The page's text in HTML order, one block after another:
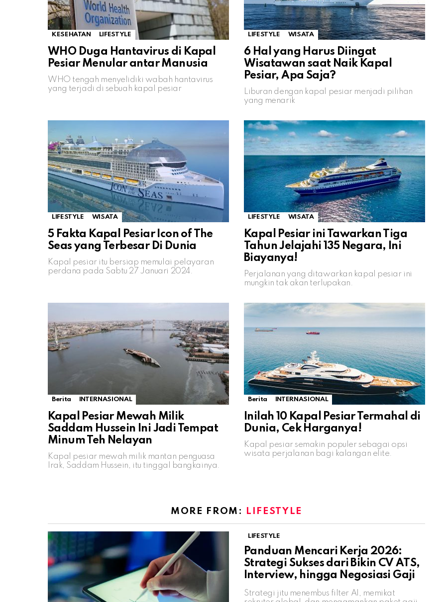
KESEHATAN LIFESTYLE
WHO Duga Hantavirus di Kapal
Pesiar Menular antar Manusia
WHO tengah menyelidiki wabah hantavirus
yang terjadi di sebuah kapal pesiar
LIFESTYLE WISATA
6 Hal yang Harus Diingat
Wisatawan saat Naik Kapal
Pesiar, Apa Saja?
Liburan dengan kapal pesiar menjadi pilihan
yang menarik
LIFESTYLE WISATA
5 Fakta Kapal Pesiar Icon of The
Seas yang Terbesar Di Dunia
Kapal pesiar itu bersiap memulai pelayaran
perdana pada Sabtu 27 Januari 2024.
LIFESTYLE WISATA
Kapal Pesiar ini Tawarkan Tiga
Tahun Jelajahi 135 Negara, Ini
Biayanya!
Perjalanan yang ditawarkan kapal pesiar ini
mungkin tak akan terlupakan.
Berita INTERNASIONAL
Kapal Pesiar Mewah Milik
Saddam Hussein Ini Jadi Tempat
Minum Teh Nelayan
Kapal pesiar mewah milik mantan penguasa
Irak, Saddam Hussein, itu tinggal bangkainya.
Berita INTERNASIONAL
Inilah 10 Kapal Pesiar Termahal di
Dunia, Cek Harganya!
Kapal pesiar semakin populer sebagai opsi
wisata perjalanan bagi kalangan elite.
MORE FROM: LIFESTYLE
LIFESTYLE
Panduan Mencari Kerja 2026:
Strategi Sukses dari Bikin CV ATS,
Interview, hingga Negosiasi Gaji
Strategi jitu menembus filter AI, memikat